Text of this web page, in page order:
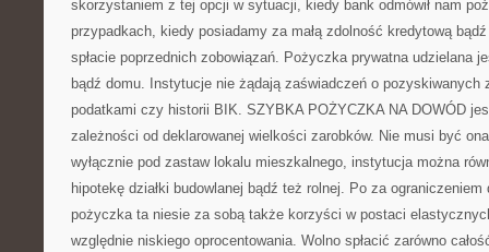
skorzystaniem z tej opcji w sytuacji, kiedy bank odmówił nam
przypadkach, kiedy posiadamy za małą zdolność kredytową
spłacie poprzednich zobowiązań. Pożyczka prywatna udzielana
bądź domu. Instytucje nie żądają zaświadczeń o pozyskiwanych
podatkami czy historii BIK. SZYBKA POŻYCZKA NA DOWÓD
zależności od deklarowanej wielkości zarobków. Nie musi być
wyłącznie pod zastaw lokalu mieszkalnego, instytucja można
hipotekę działki budowlanej bądź też rolnej. Po za
pożyczka ta niesie za sobą także korzyści w postaci
względnie niskiego oprocentowania. Wolno spłacić zarówno